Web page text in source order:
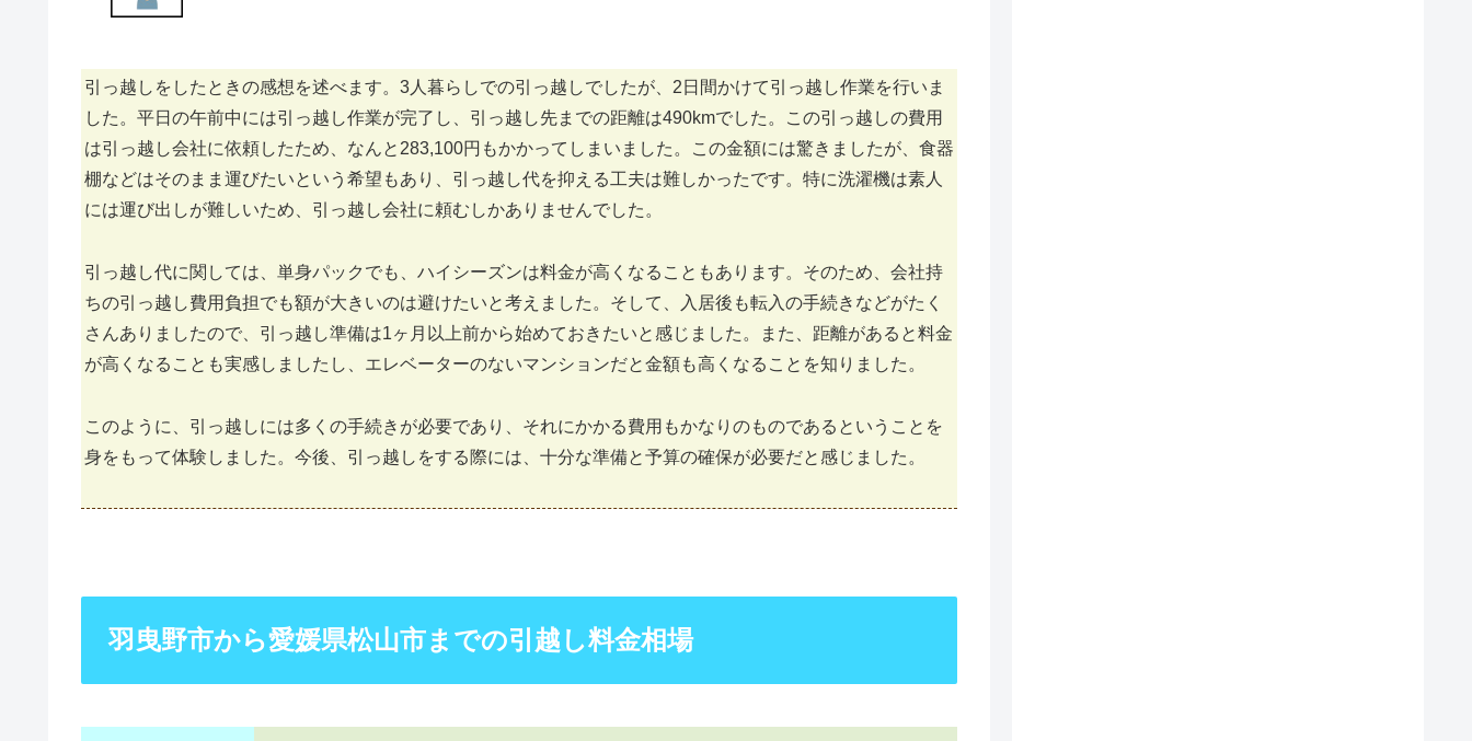
引っ越しをしたときの感想を述べます。3人暮らしでの引っ越しでしたが、2日間かけて引っ越し作業を行いま
した。平日の午前中には引っ越し作業が完了し、引っ越し先までの距離は490kmでした。この引っ越しの費用
は引っ越し会社に依頼したため、なんと283,100円もかかってしまいました。この金額には驚きましたが、食器
棚などはそのまま運びたいという希望もあり、引っ越し代を抑える工夫は難しかったです。特に洗濯機は素人
には運び出しが難しいため、引っ越し会社に頼むしかありませんでした。
引っ越し代に関しては、単身パックでも、ハイシーズンは料金が高くなることもあります。そのため、会社持
ちの引っ越し費用負担でも額が大きいのは避けたいと考えました。そして、入居後も転入の手続きなどがたく
さんありましたので、引っ越し準備は1ヶ月以上前から始めておきたいと感じました。また、距離があると料金
が高くなることも実感しましたし、エレベーターのないマンションだと金額も高くなることを知りました。
このように、引っ越しには多くの手続きが必要であり、それにかかる費用もかなりのものであるということを
身をもって体験しました。今後、引っ越しをする際には、十分な準備と予算の確保が必要だと感じました。
羽曳野市から愛媛県松山市までの引越し料金相場